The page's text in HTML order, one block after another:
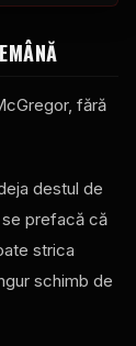
fără
destul de
se prefacă că
strica
schimb de